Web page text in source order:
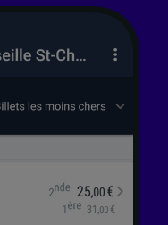
les
accéder à des
Publicités et
de
du contenu,
de